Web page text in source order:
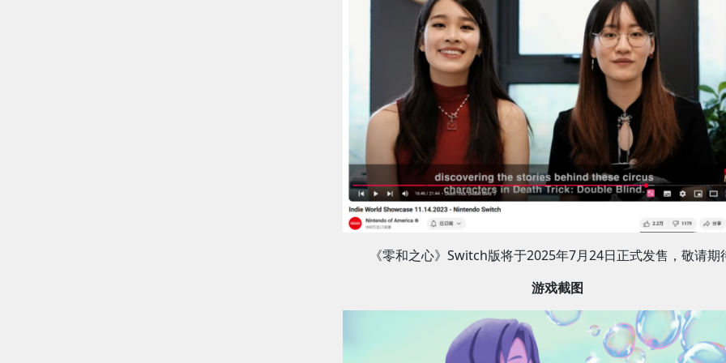
《零和之心》Switch版将于2025年7月24日正式发售，敬请期
游戏截图